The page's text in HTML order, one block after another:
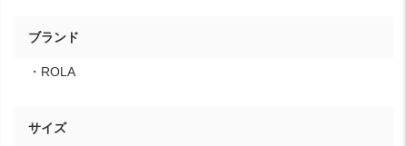
ブランド
・ROLA
サイズ